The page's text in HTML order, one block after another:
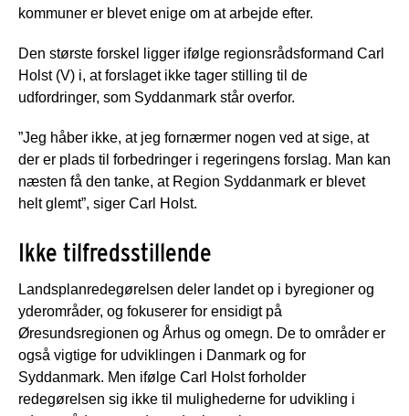
kommuner er blevet enige om at arbejde efter.
Den største forskel ligger ifølge regionsrådsformand Carl
Holst (V) i, at forslaget ikke tager stilling til de
udfordringer, som Syddanmark står overfor.
”Jeg håber ikke, at jeg fornærmer nogen ved at sige, at
der er plads til forbedringer i regeringens forslag. Man kan
næsten få den tanke, at Region Syddanmark er blevet
helt glemt”, siger Carl Holst.
Ikke tilfredsstillende
Landsplanredegørelsen deler landet op i byregioner og
yderområder, og fokuserer for ensidigt på
Øresundsregionen og Århus og omegn. De to områder er
også vigtige for udviklingen i Danmark og for
Syddanmark. Men ifølge Carl Holst forholder
redegørelsen sig ikke til mulighederne for udvikling i